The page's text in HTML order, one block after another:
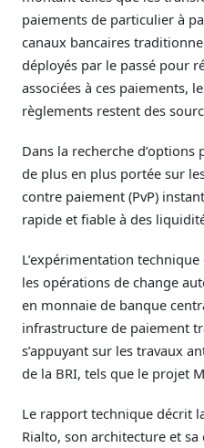
paiements de particulier à
canaux bancaires
déployés par le passé pour
associées à ces paiements,
règlements restent des
Dans la recherche d’options
de plus en plus portée sur
contre paiement (PvP)
rapide et fiable à des
L’expérimentation
les opérations de change
en monnaie de banque
infrastructure de paiement
s’appuyant sur les travaux
de la BRI, tels que le projet
Le rapport technique décrit
Rialto, son architecture et